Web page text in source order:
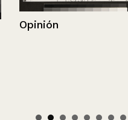
Opinión